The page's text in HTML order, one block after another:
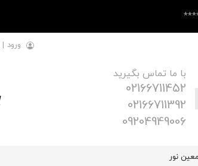
ورود |
با ما تماس بگیرید
02166711452
02166711392
09204949006
نور